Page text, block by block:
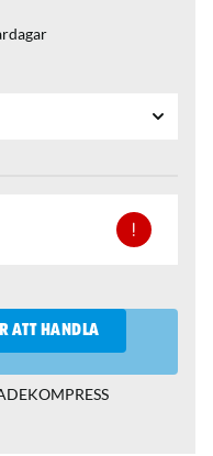
ATT HANDLA